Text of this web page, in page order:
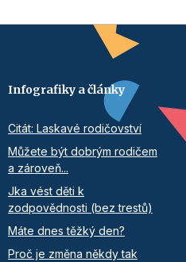
Infografiky a články
Citát: Laskavé rodičovství
Můžete být dobrým rodičem
a zároveň...
Jka vést děti k
zodpovědnosti (bez trestů)
Máte dnes těžký den?
Proč je změna někdy tak